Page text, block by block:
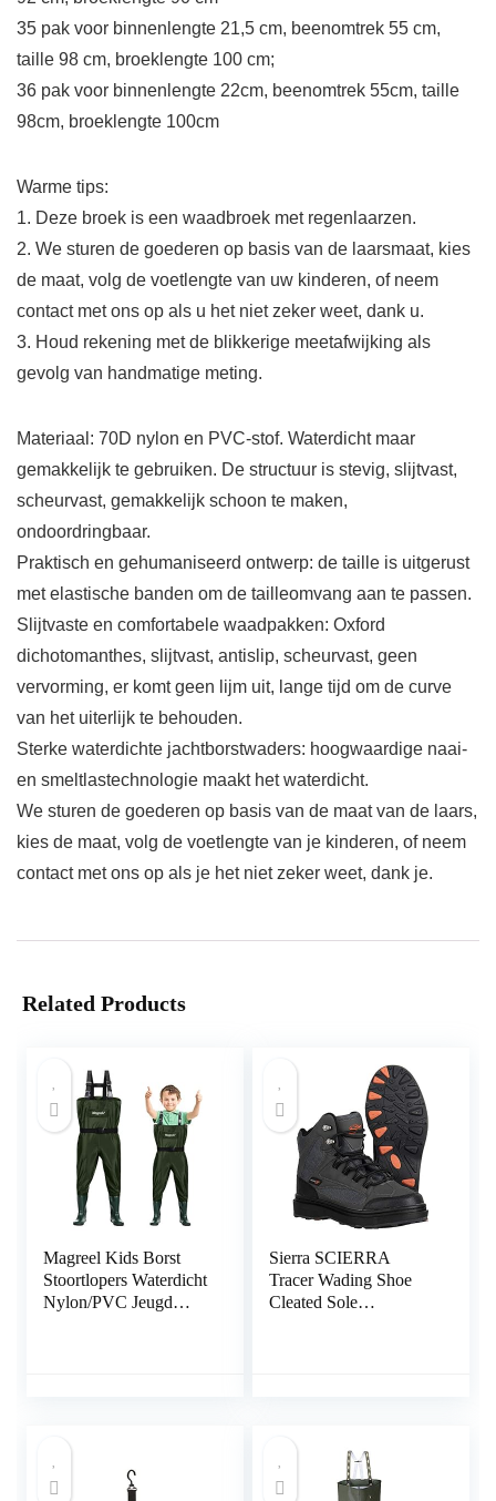
35 pak voor binnenlengte 21,5 cm, beenomtrek 55 cm,
taille 98 cm, broeklengte 100 cm;
36 pak voor binnenlengte 22cm, beenomtrek 55cm, taille
98cm, broeklengte 100cm
Warme tips:
1. Deze broek is een waadbroek met regenlaarzen.
2. We sturen de goederen op basis van de laarsmaat, kies
de maat, volg de voetlengte van uw kinderen, of neem
contact met ons op als u het niet zeker weet, dank u.
3. Houd rekening met de blikkerige meetafwijking als
gevolg van handmatige meting.
Materiaal: 70D nylon en PVC-stof. Waterdicht maar
gemakkelijk te gebruiken. De structuur is stevig, slijtvast,
scheurvast, gemakkelijk schoon te maken,
ondoordringbaar.
Praktisch en gehumaniseerd ontwerp: de taille is uitgerust
met elastische banden om de tailleomvang aan te passen.
Slijtvaste en comfortabele waadpakken: Oxford
dichotomanthes, slijtvast, antislip, scheurvast, geen
vervorming, er komt geen lijm uit, lange tijd om de curve
van het uiterlijk te behouden.
Sterke waterdichte jachtborstwaders: hoogwaardige naai-
en smeltlastechnologie maakt het waterdicht.
We sturen de goederen op basis van de maat van de laars,
kies de maat, volg de voetlengte van je kinderen, of neem
contact met ons op als je het niet zeker weet, dank je.
Related Products
Magreel Kids Borst
Stoortlopers Waterdicht
Nylon/PVC Jeugd
Sierra SCIERRA
Tracer Wading Shoe
Cleated Sole